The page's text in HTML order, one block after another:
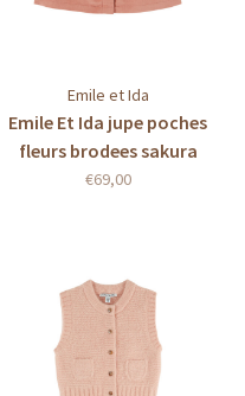
Emile et Ida
Emile Et Ida jupe poches
fleurs brodees sakura
€69,00